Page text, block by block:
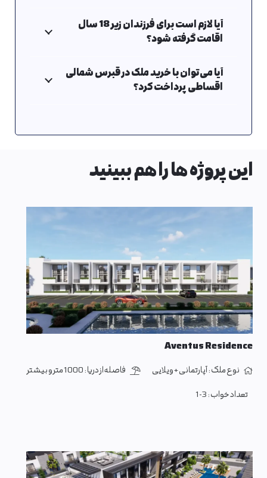
آیا لازم است برای فرزندان زیر 18 سال
اقامت گرفته شود؟
آیا می‌توان با خرید ملک در قبرس شمالی
اقساطی پرداخت کرد؟
این پروژه ها را هم ببینید
Aventus Residence
نوع ملک :آپارتمانی + ویلایی فاصله از دریا :1000 متر و بیشتر
تعداد خواب :1-3